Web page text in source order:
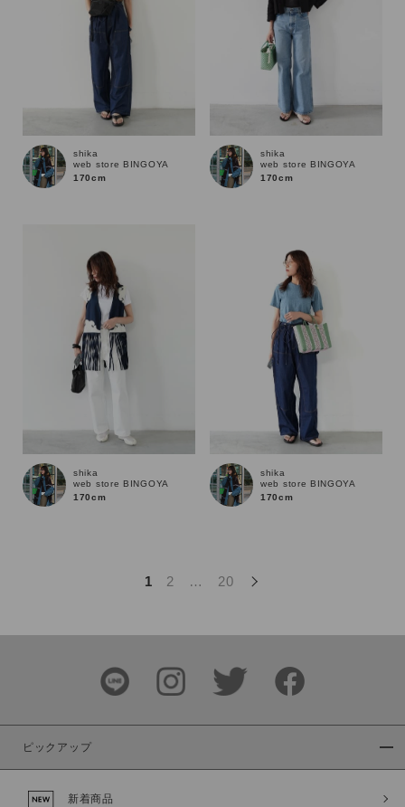
この条件で絞り込む
shika
web store BINGOYA
170cm
shika
web store BINGOYA
170cm
shika
web store BINGOYA
170cm
shika
web store BINGOYA
170cm
1 2 … 20
ピックアップ
新着商品